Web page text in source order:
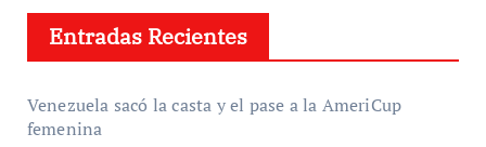
Entradas Recientes
Venezuela sacó la casta y el pase a la AmeriCup
femenina